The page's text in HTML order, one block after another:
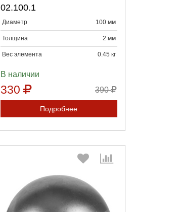
02.100.1
Диаметр 100 мм
Толщина 2 мм
Вес элемента 0.45 кг
В наличии
330 390
Подробнее
Продолжить